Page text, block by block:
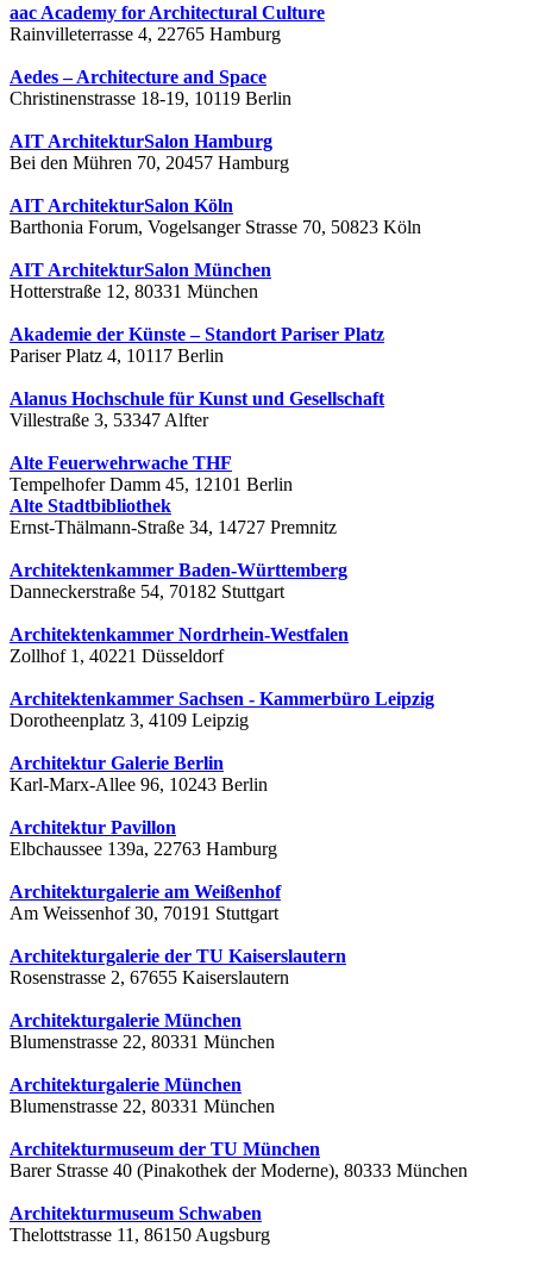
aac Academy for Architectural Culture
Rainvilleterrasse 4, 22765 Hamburg
Aedes – Architecture and Space
Christinenstrasse 18-19, 10119 Berlin
AIT ArchitekturSalon Hamburg
Bei den Mühren 70, 20457 Hamburg
AIT ArchitekturSalon Köln
Barthonia Forum, Vogelsanger Strasse 70, 50823 Köln
AIT ArchitekturSalon München
Hotterstraße 12, 80331 München
Akademie der Künste – Standort Pariser Platz
Pariser Platz 4, 10117 Berlin
Alanus Hochschule für Kunst und Gesellschaft
Villestraße 3, 53347 Alfter
Alte Feuerwehrwache THF
Tempelhofer Damm 45, 12101 Berlin
Alte Stadtbibliothek
Ernst-Thälmann-Straße 34, 14727 Premnitz
Architektenkammer Baden-Württemberg
Danneckerstraße 54, 70182 Stuttgart
Architektenkammer Nordrhein-Westfalen
Zollhof 1, 40221 Düsseldorf
Architektenkammer Sachsen - Kammerbüro Leipzig
Dorotheenplatz 3, 4109 Leipzig
Architektur Galerie Berlin
Karl-Marx-Allee 96, 10243 Berlin
Architektur Pavillon
Elbchaussee 139a, 22763 Hamburg
Architekturgalerie am Weißenhof
Am Weissenhof 30, 70191 Stuttgart
Architekturgalerie der TU Kaiserslautern
Rosenstrasse 2, 67655 Kaiserslautern
Architekturgalerie München
Blumenstrasse 22, 80331 München
Architekturgalerie München
Blumenstrasse 22, 80331 München
Architekturmuseum der TU München
Barer Strasse 40 (Pinakothek der Moderne), 80333 München
Architekturmuseum Schwaben
Thelottstrasse 11, 86150 Augsburg